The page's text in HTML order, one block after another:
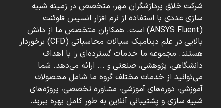
شرکت خلاق پردازشگران مهر، متخصص در زمینه شبیه
سازی عددی با استفاده از نرم افزار انسیس فلوئنت
(ANSYS Fluent) است. همکاران متخصص ما از دانش
بالایی در علم دینامیک سیالات محاسباتی (CFD) برخوردار
هستند. مجموعه ما خدمات گسترده‌ای را با اهداف
دانشگاهی، پژوهشی، صنعتی و ... ارائه می‌دهد. شما
می‌توانید از خدمات مختلف گروه ما شامل محصولات
آموزشی، دوره‌های آموزشی، مشاوره تخصصی، پروژه‌های
شبیه سازی و پشتیبانی آنلاین به طور کامل بهره ببرید.